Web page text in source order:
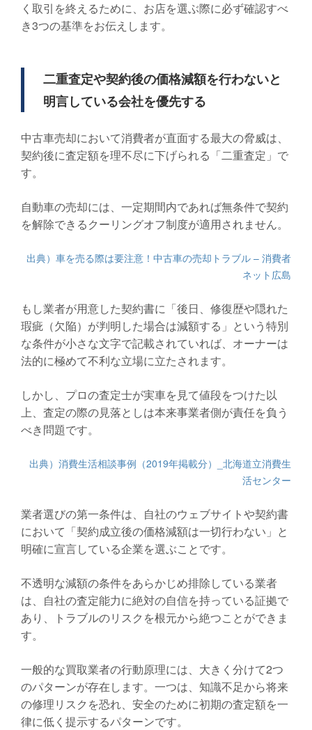
く取引を終えるために、お店を選ぶ際に必ず確認すべ
き3つの基準をお伝えします。
二重査定や契約後の価格減額を行わないと
明言している会社を優先する
中古車売却において消費者が直面する最大の脅威は、
契約後に査定額を理不尽に下げられる「二重査定」で
す。
自動車の売却には、一定期間内であれば無条件で契約
を解除できるクーリングオフ制度が適用されません。
出典）車を売る際は要注意！中古車の売却トラブル – 消費者
ネット広島
もし業者が用意した契約書に「後日、修復歴や隠れた
瑕疵（欠陥）が判明した場合は減額する」という特別
な条件が小さな文字で記載されていれば、オーナーは
法的に極めて不利な立場に立たされます。
しかし、プロの査定士が実車を見て値段をつけた以
上、査定の際の見落としは本来事業者側が責任を負う
べき問題です。
出典）消費生活相談事例（2019年掲載分）_北海道立消費生
活センター
業者選びの第一条件は、自社のウェブサイトや契約書
において「契約成立後の価格減額は一切行わない」と
明確に宣言している企業を選ぶことです。
不透明な減額の条件をあらかじめ排除している業者
は、自社の査定能力に絶対の自信を持っている証拠で
あり、トラブルのリスクを根元から絶つことができま
す。
一般的な買取業者の行動原理には、大きく分けて2つ
のパターンが存在します。一つは、知識不足から将来
の修理リスクを恐れ、安全のために初期の査定額を一
律に低く提示するパターンです。